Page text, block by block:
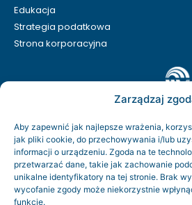
Zarządzaj
Aby zapewnić jak najlepsze wrażenia,
jak pliki cookie, do przechowywania i/lub
informacji o urządzeniu. Zgoda na te
przetwarzać dane, takie jak zachowanie
unikalne identyfikatory na tej stronie. Brak
wycofanie zgody może niekorzystnie
funkcje.
Edukacja
Strategia podatkowa
Strona korporacyjna